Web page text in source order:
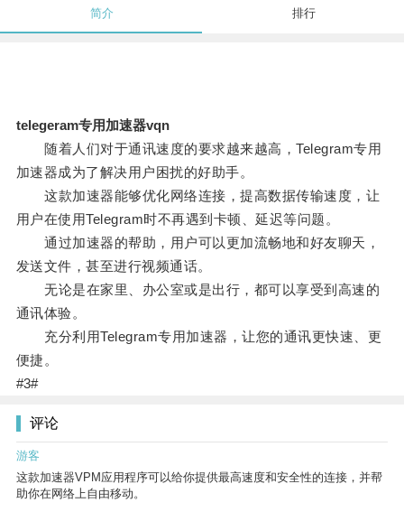
简介 排行
telegeram专用加速器vqn
随着人们对于通讯速度的要求越来越高，Telegram专用
加速器成为了解决用户困扰的好助手。
这款加速器能够优化网络连接，提高数据传输速度，让
用户在使用Telegram时不再遇到卡顿、延迟等问题。
通过加速器的帮助，用户可以更加流畅地和好友聊天，
发送文件，甚至进行视频通话。
无论是在家里、办公室或是出行，都可以享受到高速的
通讯体验。
充分利用Telegram专用加速器，让您的通讯更快速、更
便捷。
#3#
评论
游客
这款加速器VPM应用程序可以给你提供最高速度和安全性的连接，并帮
助你在网络上自由移动。